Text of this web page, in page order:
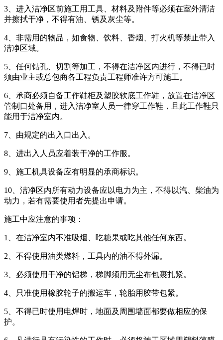
3、进入洁净区前施工用工具、材料及附件等必须在室外清洁
并擦拭干净，不得有油、锈及灰尘等。
4、非需用的物品，如食物、饮料、香烟、打火机等禁止带入
洁净区域。
5、任何钻孔、切割等加工，不得在洁净区内进行，不得已时
须由业主或总包商各工程负责工程师准许方可施工。
6、承商必须自备工作鞋柜及塑胶软底工作鞋，放置在洁净区
管制口处备用，进入洁净室人员一律穿工作鞋，且此工作鞋只
能用于洁净室内。
7、由规定的出入口出入。
8、进出入人员应着装干净的工作服。
9、施工机具设备应有明显的承商标识。
10、洁净区内所有动力设备应以电力为主，不得以汽、柴油为
动力，若有需要使用者先提出申请。
施工中应注意的事项：
1、在洁净室内不准吸烟、吃糖果或吃其他任何东西。
2、不得使用油类燃料，工具内的油不得外漏。
3、必须使用干净的铝梯，梯脚须用无尘布包裹扎紧。
4、只准使用橡胶轮子的搬运车，轮胎用胶带包紧。
5、不得已时使用电焊时，地面及周围墙面都要做相应的保
护。